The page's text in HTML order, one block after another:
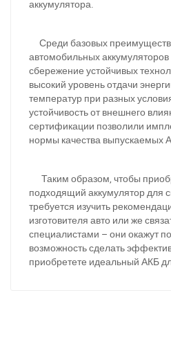
аккумулятора.
Среди базовых
автомобильных
сбережение устойчивых
высокий уровень отдачи
температур при разных
устойчивость от внешнего
сертификации позволили
нормы качества выпускаемых
Таким образом, чтобы
подходящий аккумулятор для
требуется изучить
изготовителя авто или же
специалистами – они окажут
возможность сделать
приобретете идеальный АКБ
За відсутності звязку -
(093) 600-51-11
Написати в Viber